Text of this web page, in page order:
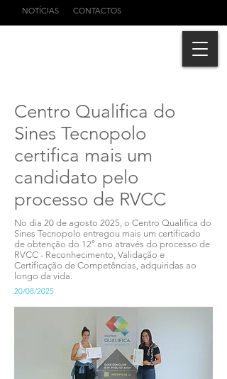
NOTÍCIAS CONTACTOS
Centro Qualifica do
Sines Tecnopolo
certifica mais um
candidato pelo
processo de RVCC
No dia 20 de agosto 2025, o Centro Qualifica do
Sines Tecnopolo entregou mais um certificado
de obtenção do 12° ano através do processo de
RVCC - Reconhecimento, Validação e
Certificação de Competências, adquiridas ao
longo da vida.
20/08/2025